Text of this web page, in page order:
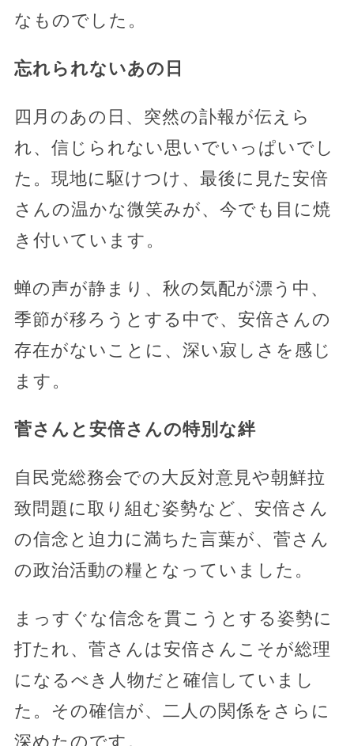
なものでした。
忘れられないあの日
四月のあの日、突然の訃報が伝えら
れ、信じられない思いでいっぱいでし
た。現地に駆けつけ、最後に見た安倍
さんの温かな微笑みが、今でも目に焼
き付いています。
蝉の声が静まり、秋の気配が漂う中、
季節が移ろうとする中で、安倍さんの
存在がないことに、深い寂しさを感じ
ます。
菅さんと安倍さんの特別な絆
自民党総務会での大反対意見や朝鮮拉
致問題に取り組む姿勢など、安倍さん
の信念と迫力に満ちた言葉が、菅さん
の政治活動の糧となっていました。
まっすぐな信念を貫こうとする姿勢に
打たれ、菅さんは安倍さんこそが総理
になるべき人物だと確信していまし
た。その確信が、二人の関係をさらに
深めたのです。